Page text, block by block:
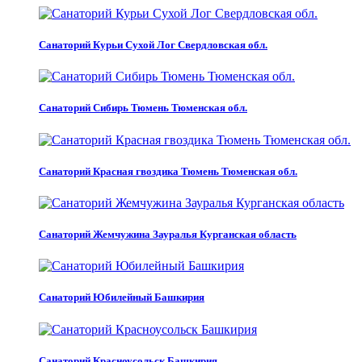
Санаторий Курьи Сухой Лог Свердловская обл.
Санаторий Сибирь Тюмень Тюменская обл.
Санаторий Красная гвоздика Тюмень Тюменская обл.
Санаторий Жемчужина Зауралья Курганская область
Санаторий Юбилейный Башкирия